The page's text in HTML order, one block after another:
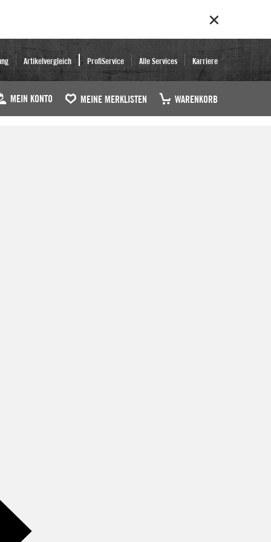
Artikelvergleich ProfiService Alle Services Karriere
MEIN KONTO MEINE MERKLISTEN WARENKORB